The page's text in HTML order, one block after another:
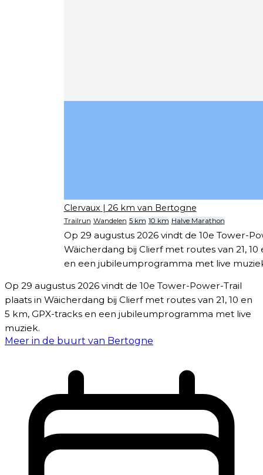
Clervaux | 26 km van Bertogne
Trailrun Wandelen 5 km 10 km Halve Marathon
Op 29 augustus 2026 vindt de 10e Tower-
Wäicherdang bij Clierf met routes van 21, 10
en een jubileumprogramma met live
Op 29 augustus 2026 vindt de 10e Tower-Power-Trail
plaats in Wäicherdang bij Clierf met routes van 21, 10 en
5 km, GPX-tracks en een jubileumprogramma met live
muziek.
Meer in de buurt van Bertogne